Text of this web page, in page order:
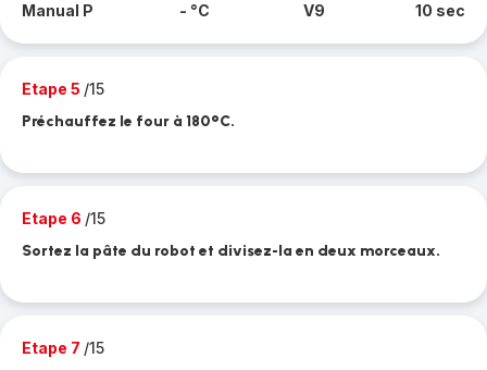
Manual P - °C V9 10 sec
Etape 5 /15
Préchauffez le four à 180°C.
Etape 6 /15
Sortez la pâte du robot et divisez-la en deux morceaux.
Etape 7 /15